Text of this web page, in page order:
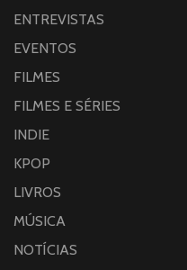
ENTREVISTAS
EVENTOS
FILMES
FILMES E SÉRIES
INDIE
KPOP
LIVROS
MÚSICA
NOTÍCIAS